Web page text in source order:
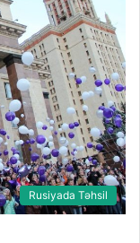
Rusiyada Təhsil